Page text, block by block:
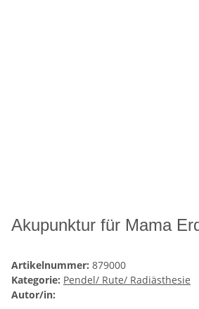
Akupunktur für Mama
Artikelnummer: 879000
Kategorie: Pendel/ Rute/ Radiästhesie
Autor/in: